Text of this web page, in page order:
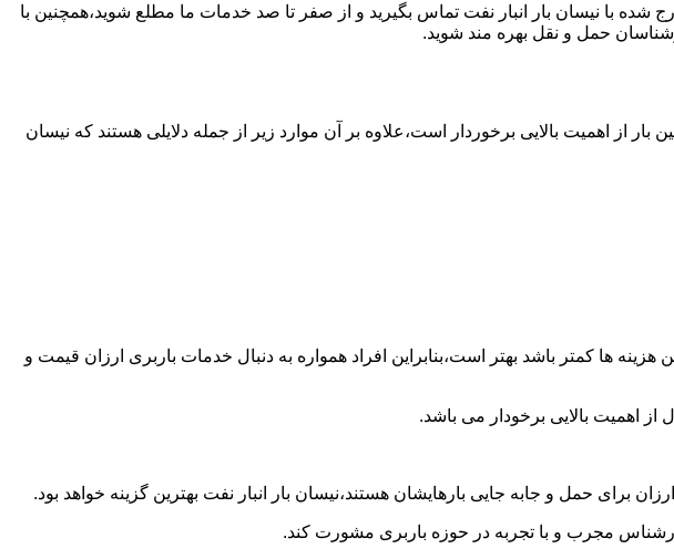
شده با نیسان بار انبار نفت تماس بگیرید و از صفر تا صد خدمات ما مطلع شوید،همچنین با
حمل و نقل بهره مند شوید.
از اهمیت بالایی برخوردار است،علاوه بر آن موارد زیر از جمله دلایلی هستند که نیسان
ها کمتر باشد بهتر است،بنابراین افراد همواره به دنبال خدمات باربری ارزان قیمت و
اهمیت بالایی برخودار می باشد.
برای حمل و جابه جایی بارهایشان هستند،نیسان بار انبار نفت بهترین گزینه خواهد بود.
مجرب و با تجربه در حوزه باربری مشورت کند.